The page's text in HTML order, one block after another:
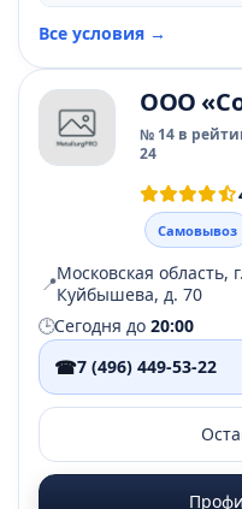
Все условия →
ООО
№ 14 в
24
Самовывоз
📍Московская область,
Куйбышева, д. 70
🕒Сегодня до 20:00
☎7 (496) 449-53-22